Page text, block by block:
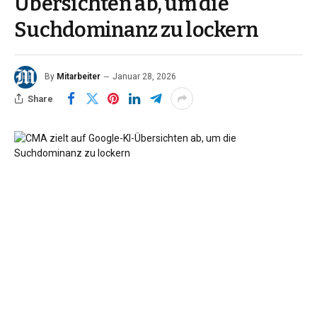
Suchdominanz zu lockern
By Mitarbeiter Januar 28, 2026
Share